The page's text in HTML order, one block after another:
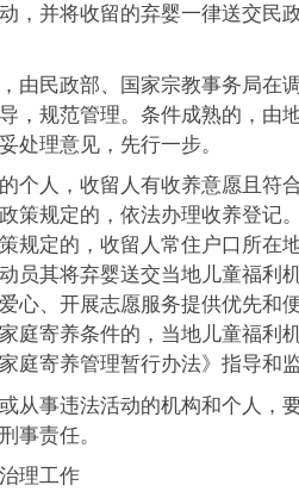
，并将收留的弃婴一律送交民
由民政部、国家宗教事务局在
，规范管理。条件成熟的，由
处理意见，先行一步。
个人，收留人有收养意愿且符
策规定的，依法办理收养登记
规定的，收留人常住户口所在
员其将弃婴送交当地儿童福利
心、开展志愿服务提供优先和
庭寄养条件的，当地儿童福利
庭寄养管理暂行办法》指导和
从事违法活动的机构和个人，
事责任。
理工作